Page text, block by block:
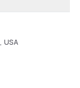
USA